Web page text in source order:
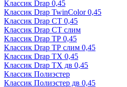
Классик Drap 0,45
Классик Drap TwinColor 0,45
Классик Drap СТ 0,45
Классик Drap СТ слим
Классик Drap ТР 0,45
Классик Drap ТР слим 0,45
Классик Drap ТХ 0,45
Классик Drap ТХ дв 0,45
Классик Полиэстер
Классик Полиэстер дв 0,45